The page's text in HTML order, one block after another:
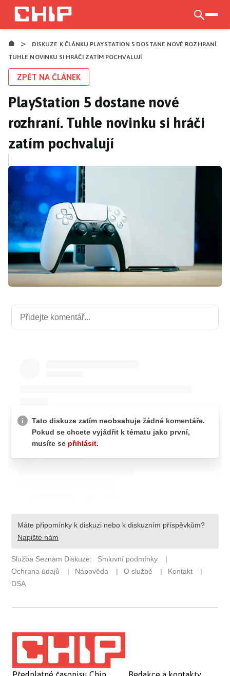
Přejít
hlavnímu
obsahu
>
DISKUZE K ČLÁNKU PLAYSTATION 5 DOSTANE NOVÉ ROZHRANÍ.
TUHLE NOVINKU SI HRÁČI ZATÍM POCHVALUJÍ
ZPĚT NA ČLÁNEK
PlayStation 5 dostane nové
rozhraní. Tuhle novinku si hráči
zatím pochvalují